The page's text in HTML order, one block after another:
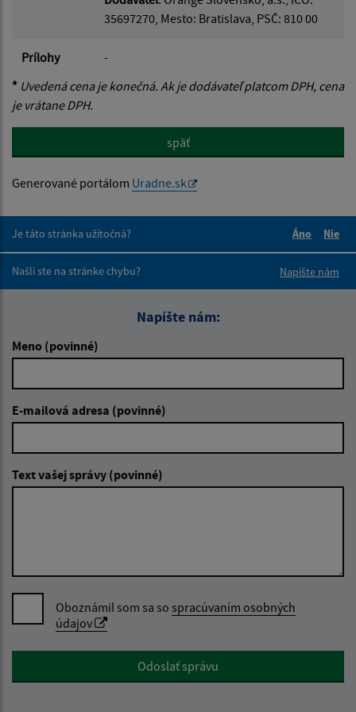
35697270, Mesto: Bratislava, PSČ: 810 00
Prílohy
-
* Uvedená cena je konečná. Ak je dodávateľ platcom DPH, cena
je vrátane DPH.
späť
Generované portálom Uradne.sk
Je táto stránka užitočná?
Áno
Nie
Našli ste na stránke chybu?
Napíšte nám
Napíšte nám:
Meno (povinné)
E-mailová adresa (povinné)
Text vašej správy (povinné)
Oboznámil som sa so spracúvaním osobných
údajov
Google reCaptcha ResponseOdoslať správu